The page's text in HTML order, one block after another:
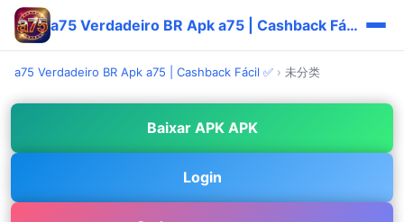
a75 Verdadeiro BR Apk a75 | Cashback Fácil ✅
a75 Verdadeiro BR Apk a75 | Cashback Fácil ✅ › 未分类
Baixar APK APK
Login